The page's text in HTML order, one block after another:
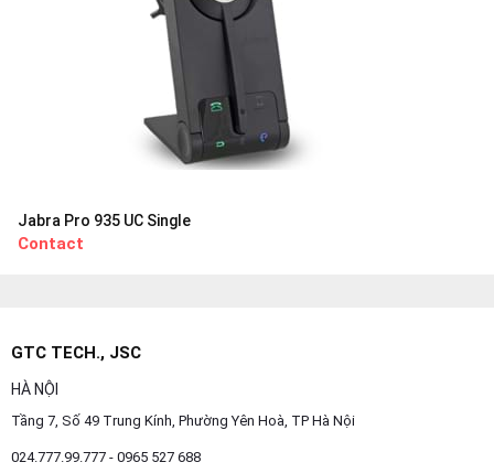
Jabra Pro 935 UC Single
Contact
GTC TECH., JSC
HÀ NỘI
Tầng 7, Số 49 Trung Kính, Phường Yên Hoà, TP Hà Nội
024.777.99.777 - 0965 527 688